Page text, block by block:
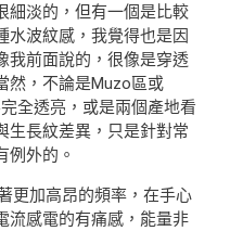
細淡的，但有一個是比較
水波紋感，我覺得也是因
我前面說的，很像是穿透
然，不論是Muzo區或
全透亮，或是兩個產地看
生長紋差異，只是針對常
例外的。
更加高昂的頻率，在手心
流感電的有痛感，能量非